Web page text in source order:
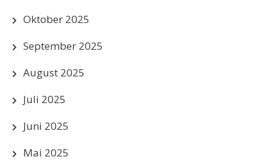
Oktober 2025
September 2025
August 2025
Juli 2025
Juni 2025
Mai 2025